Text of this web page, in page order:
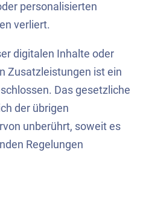
personalisierten
verliert.
digitalen Inhalte oder
Zusatzleistungen ist ein
Das gesetzliche
der übrigen
unberührt, soweit es
Regelungen